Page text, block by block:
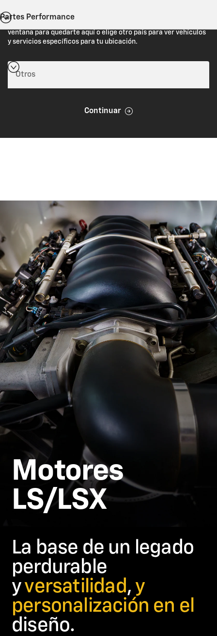
Estás viendo Chevrolet.com (Estados Unidos). Cierra esta
ventana para quedarte aquí o elige otro país para ver vehículos
y servicios específicos para tu ubicación.
Continuar
Partes Performance
Motores
LS/LSX
La base de un legado
perdurable
yversatilidad, y
personalización en el
diseño.